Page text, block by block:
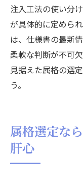
注入工法の使い分
が具体的に定めら
は、仕様書の最新
柔軟な判断が不可
見据えた属格の選
う。
属格選定な
肝心